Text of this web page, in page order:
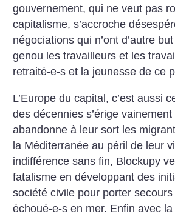
gouvernement, qui ne veut pas
capitalisme, s’accroche
négociations qui n’ont d’autre
genou les travailleurs et les
retraité-e-s et la jeunesse de ce
L’Europe du capital, c’est aussi
des décennies s’érige
abandonne à leur sort les
la Méditerranée au péril de leur
indifférence sans fin, Blockupy
fatalisme en développant des
société civile pour porter
échoué-e-s en mer. Enfin avec